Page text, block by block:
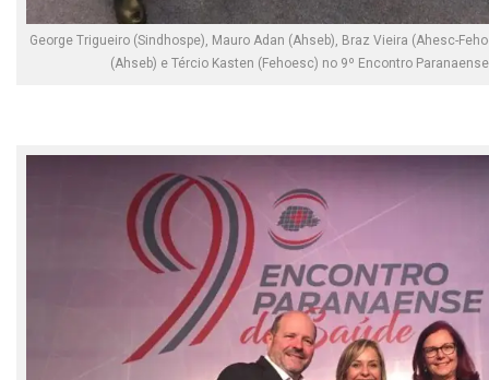
George Trigueiro (Sindhospe), Mauro Adan (Ahseb), Braz Vieira (Ahesc-
(Ahseb) e Tércio Kasten (Fehoesc) no 9º Encontro